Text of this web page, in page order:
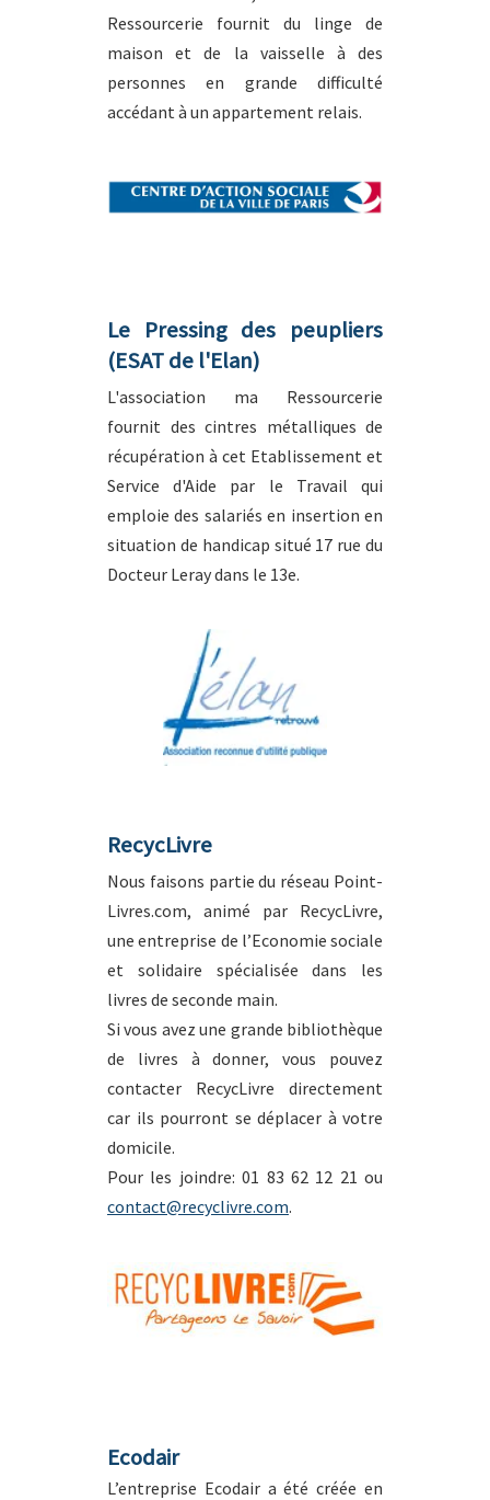
Ressourcerie fournit du linge de
maison et de la vaisselle à des
personnes en grande difficulté
accédant à un appartement relais.
Le Pressing des peupliers
(ESAT de l'Elan)
L'association ma Ressourcerie
fournit des cintres métalliques de
récupération à cet Etablissement et
Service d'Aide par le Travail qui
emploie des salariés en insertion en
situation de handicap situé 17 rue du
Docteur Leray dans le 13e.
RecycLivre
Nous faisons partie du réseau Point-
Livres.com, animé par RecycLivre,
une entreprise de l’Economie sociale
et solidaire spécialisée dans les
livres de seconde main.
Si vous avez une grande bibliothèque
de livres à donner, vous pouvez
contacter RecycLivre directement
car ils pourront se déplacer à votre
domicile.
Pour les joindre: 01 83 62 12 21 ou
contact@recyclivre.com.
Ecodair
L’entreprise Ecodair a été créée en